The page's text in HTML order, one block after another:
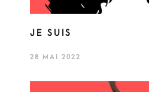
JE SUIS
28 MAI 2022